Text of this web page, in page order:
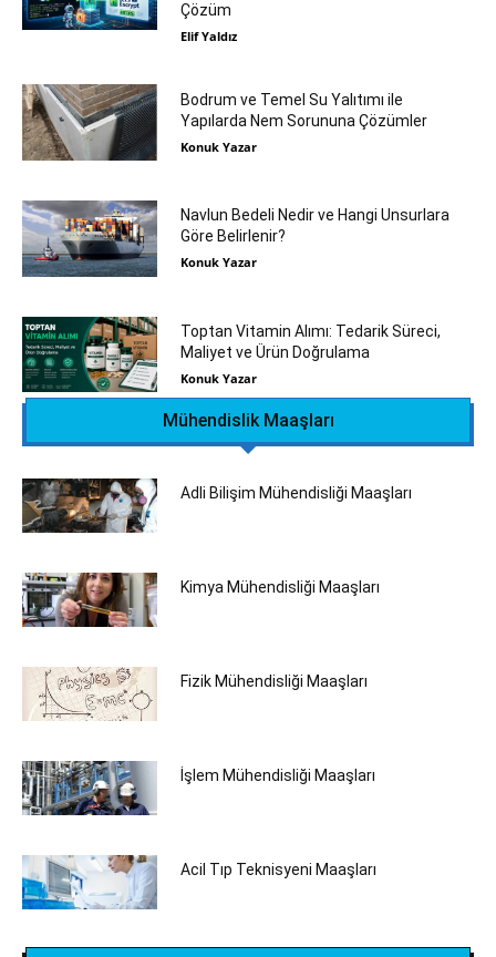
Çözüm
Elif Yaldız
Bodrum ve Temel Su Yalıtımı ile
Yapılarda Nem Sorununa Çözümler
Konuk Yazar
Navlun Bedeli Nedir ve Hangi Unsurlara
Göre Belirlenir?
Konuk Yazar
Toptan Vitamin Alımı: Tedarik Süreci,
Maliyet ve Ürün Doğrulama
Konuk Yazar
Mühendislik Maaşları
Adli Bilişim Mühendisliği Maaşları
Kimya Mühendisliği Maaşları
Fizik Mühendisliği Maaşları
İşlem Mühendisliği Maaşları
Acil Tıp Teknisyeni Maaşları